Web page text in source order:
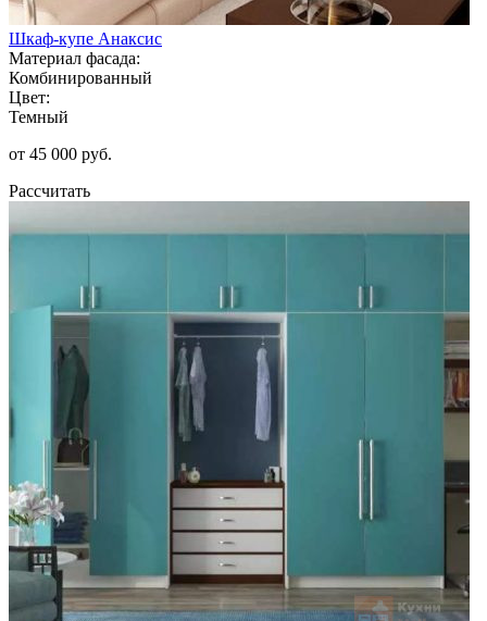
Шкаф-купе Анаксис
Материал фасада:
Комбинированный
Цвет:
Темный
от 45 000 руб.
Рассчитать